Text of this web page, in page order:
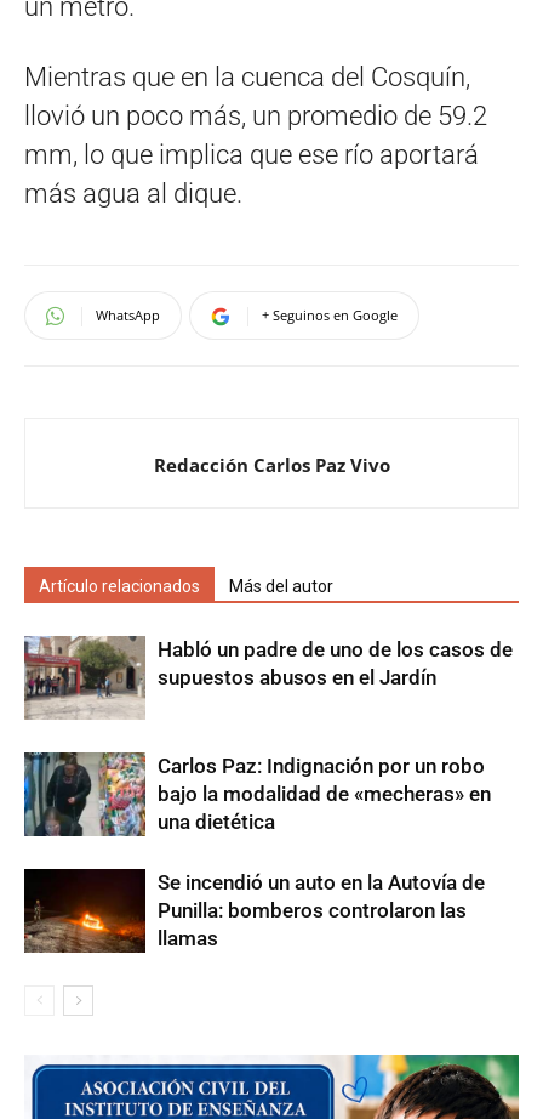
un metro.
Mientras que en la cuenca del Cosquín,
llovió un poco más, un promedio de 59.2
mm, lo que implica que ese río aportará
más agua al dique.
WhatsApp + Seguinos en Google
Redacción Carlos Paz Vivo
Artículo relacionados Más del autor
Habló un padre de uno de los casos de
supuestos abusos en el Jardín
Carlos Paz: Indignación por un robo
bajo la modalidad de «mecheras» en
una dietética
Se incendió un auto en la Autovía de
Punilla: bomberos controlaron las
llamas